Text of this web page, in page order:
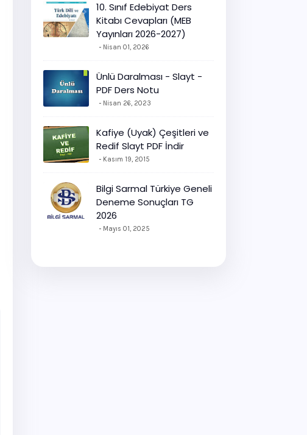
10. Sınıf Edebiyat Ders
Kitabı Cevapları (MEB
Yayınları 2026-2027)
Nisan 01, 2026
Ünlü Daralması - Slayt -
PDF Ders Notu
Nisan 26, 2023
Kafiye (Uyak) Çeşitleri ve
Redif Slayt PDF İndir
Kasım 19, 2015
Bilgi Sarmal Türkiye Geneli
Deneme Sonuçları TG
2026
Mayıs 01, 2025